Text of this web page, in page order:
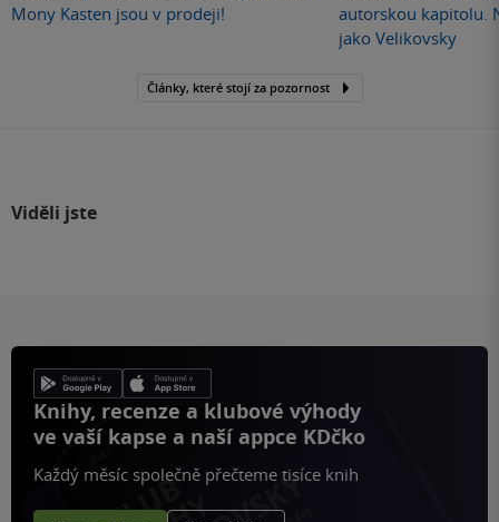
Mony Kasten jsou v prodeji!
autorskou kapitolu.
jako Velikovsky
Články, které stojí za pozornost
Viděli jste
Knihy, recenze a klubové výhody
ve vaší kapse a naší appce KDčko
Každý měsíc společně přečteme tisíce knih